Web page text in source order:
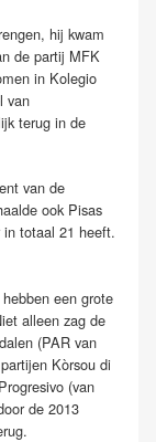
hij kwam
de partij MFK
in Kolegio
van
terug in de
van de
ook Pisas
totaal 21 heeft.
een grote
alleen zag de
(PAR van
Kòrsou di
(van
de 2013